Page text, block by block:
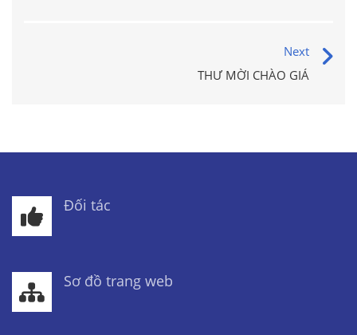
Next
THƯ MỜI CHÀO GIÁ
Đối tác
Sơ đồ trang web